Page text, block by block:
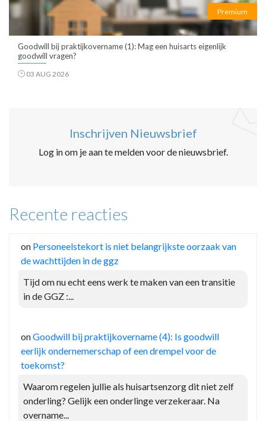
Premium
Goodwill bij praktijkovername (1): Mag een huisarts eigenlijk
goodwill vragen?
03 AUG 2026
Inschrijven Nieuwsbrief
Log in om je aan te melden voor de nieuwsbrief.
Recente reacties
on Personeelstekort is niet belangrijkste oorzaak van
de wachttijden in de ggz
Tijd om nu echt eens werk te maken van een transitie
in de GGZ :...
onGoodwill bij praktijkovername (4): Is goodwill
eerlijk ondernemerschap of een drempel voor de
toekomst?
Waarom regelen jullie als huisartsenzorg dit niet zelf
onderling? Gelijk een onderlinge verzekeraar. Na
overname...